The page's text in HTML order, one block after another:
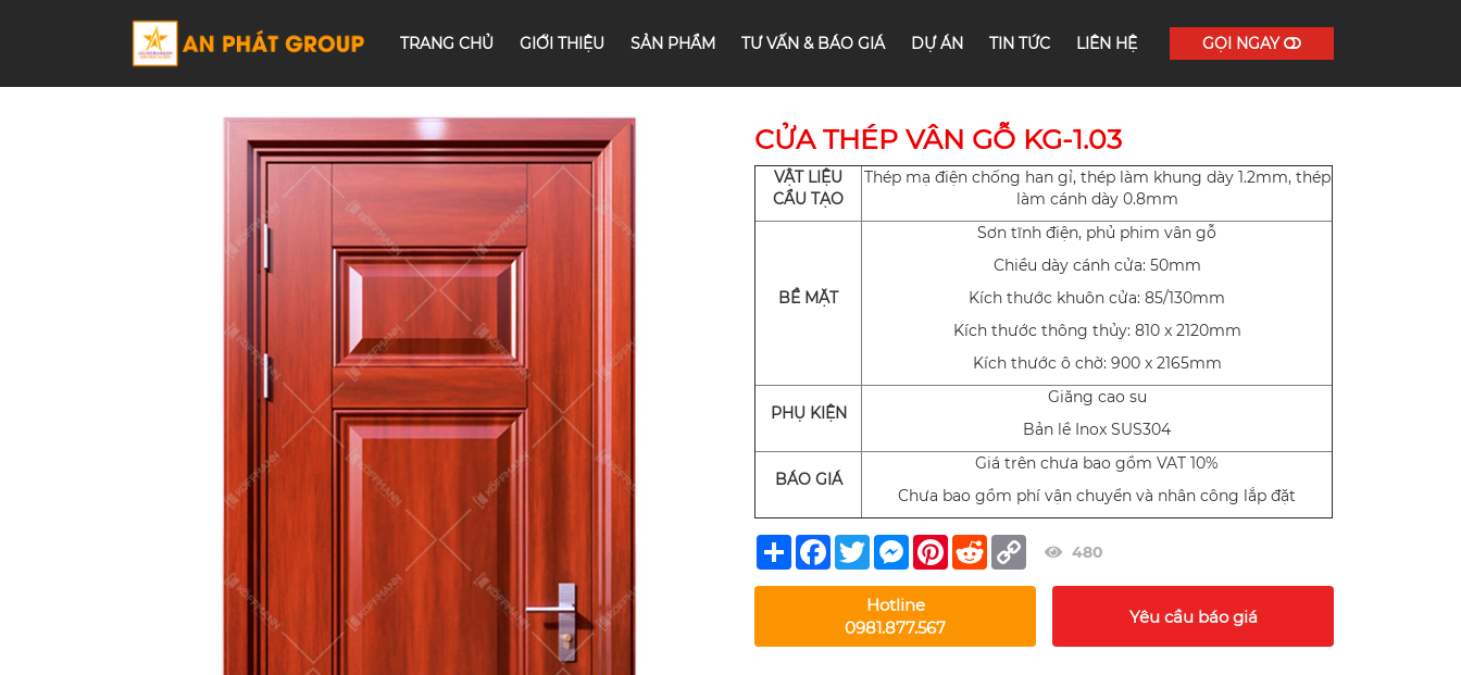
TRANG CHỦ GIỚI THIỆU SẢN PHẨM TƯ VẤN & BÁO GIÁ DỰ ÁN TIN TỨC LIÊN HỆ GỌI NGAY
CỬA THÉP VÂN GỖ KG-1.03
VẬT LIỆU
CẨU TẠO
Thép mạ điện chống han gỉ, thép làm khung dày 1.2mm, thép
làm cánh dày 0.8mm
BỀ MẶT
Sơn tĩnh điện, phủ phim vân gỗ
Chiều dày cánh cửa: 50mm
Kích thước khuôn cửa: 85/130mm
Kích thước thông thủy: 810 x 2120mm
Kích thước ô chờ: 900 x 2165mm
PHỤ KIỆN
Giăng cao su
Bản lề Inox SUS304
BÁO GIÁ
Giá trên chưa bao gồm VAT 10%
Chưa bao gồm phí vận chuyển và nhân công lắp đặt
ShareFacebook
TwitterMessenger
Pinterest
Reddit Copy
Link
480
Hotline
0981.877.567
Yêu cầu báo giá